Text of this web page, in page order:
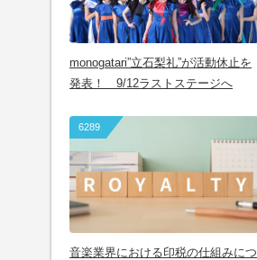
monogatari”立石梨礼”が活動休止を
発表！ 9/12ラストステージへ
6289
音楽業界における印税の仕組みにつ